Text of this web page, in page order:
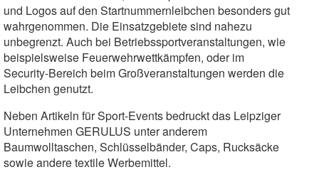
und Logos auf den Startnummernleibchen besonders gut
wahrgenommen. Die Einsatzgebiete sind nahezu
unbegrenzt. Auch bei Betriebssportveranstaltungen, wie
beispielsweise Feuerwehrwettkämpfen, oder im
Security-Bereich beim Großveranstaltungen werden die
Leibchen genutzt.
Neben Artikeln für Sport-Events bedruckt das Leipziger
Unternehmen GERULUS unter anderem
Baumwolltaschen, Schlüsselbänder, Caps, Rucksäcke
sowie andere textile Werbemittel.